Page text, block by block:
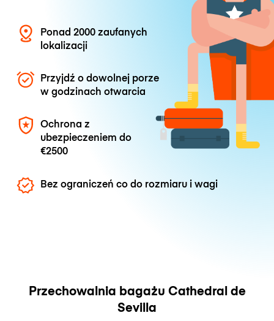
Ponad 2000 zaufanych
lokalizacji
Przyjdź o dowolnej porze
w godzinach otwarcia
Ochrona z
ubezpieczeniem do
€2500
Bez ograniczeń co do rozmiaru i wagi
Przechowalnia bagażu Cathedral de
Sevilla